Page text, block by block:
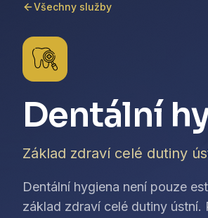
Všechny služby
Dentální
Základ zdraví celé dutiny
Dentální hygiena není pouze
základ zdraví celé dutiny